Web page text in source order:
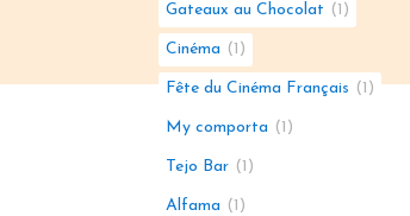
Gateaux au Chocolat 1
Cinéma 1
Fête du Cinéma Français 1
My comporta 1
Tejo Bar 1
Alfama 1